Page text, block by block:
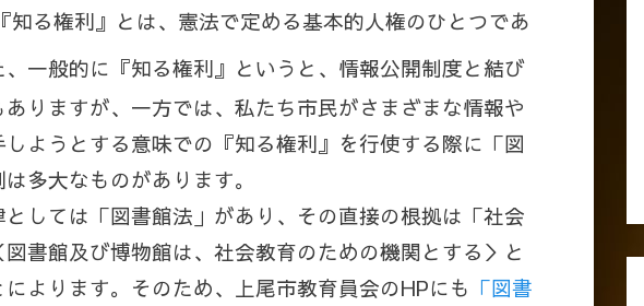
知る権利』とは、憲法で定める基本的人権のひとつであ
一般的に『知る権利』というと、情報公開制度と結び
りますが、一方では、私たち市民がさまざまな情報や
ようとする意味での『知る権利』を行使する際に「図
多大なものがあります。
しては「図書館法」があり、その直接の根拠は「社会
書館及び博物館は、社会教育のための機関とする＞と
よります。そのため、上尾市教育員会のHPにも 「図書